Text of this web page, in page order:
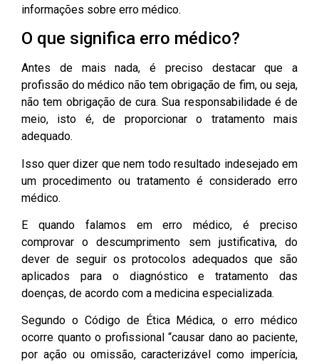
informações sobre erro médico.
O que significa erro médico?
Antes de mais nada, é preciso destacar que a
profissão do médico não tem obrigação de fim, ou seja,
não tem obrigação de cura. Sua responsabilidade é de
meio, isto é, de proporcionar o tratamento mais
adequado.
Isso quer dizer que nem todo resultado indesejado em
um procedimento ou tratamento é considerado erro
médico.
E quando falamos em erro médico, é preciso
comprovar o descumprimento sem justificativa, do
dever de seguir os protocolos adequados que são
aplicados para o diagnóstico e tratamento das
doenças, de acordo com a medicina especializada.
Segundo o Código de Ética Médica, o erro médico
ocorre quanto o profissional “causar dano ao paciente,
por ação ou omissão, caracterizável como imperícia,